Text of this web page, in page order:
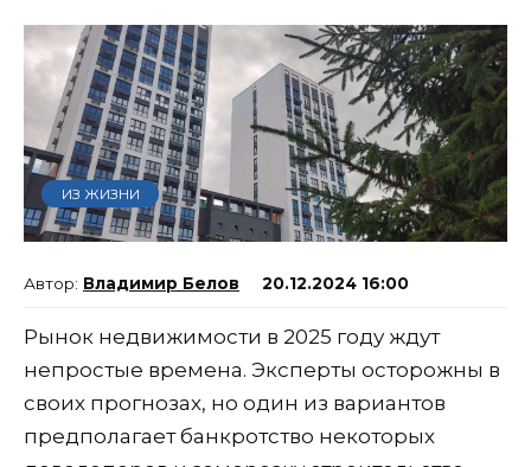
ИЗ ЖИЗНИ
Владимир Белов 20.12.2024 16:00
Рынок недвижимости в 2025 году ждут
непростые времена. Эксперты осторожны в
своих прогнозах, но один из вариантов
предполагает банкротство некоторых